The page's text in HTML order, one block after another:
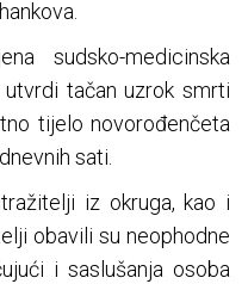
sudsko-medicinska
tačan uzrok smrti
tijelo novorođenčeta
sati.
iz okruga, kao i
obavili su neophodne
i saslušanja osoba